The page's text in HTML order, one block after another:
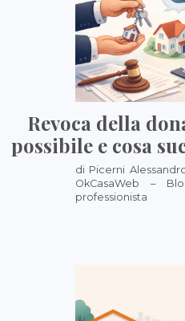
Revoca della
possibile e cosa
di Picerni
OkCasaWeb –
professionista